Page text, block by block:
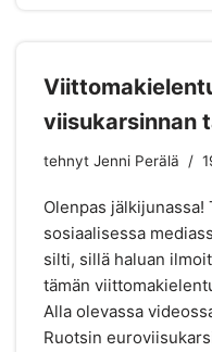
viisukarsinnan
tehnyt Jenni Perälä
Olenpas jälkijunassa!
sosiaalisessa
silti, sillä haluan
tämän
Alla olevassa
Ruotsin